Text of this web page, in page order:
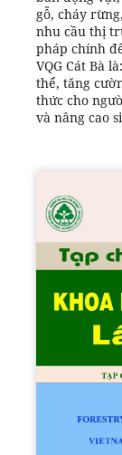
gỗ, cháy
nhu cầu thị
pháp chính
VQG Cát Bà
thể, tăng
thức cho
và nâng cao